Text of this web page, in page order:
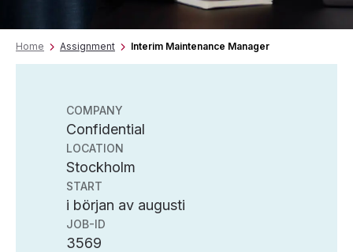
Home Assignment Interim Maintenance Manager
COMPANY
Confidential
LOCATION
Stockholm
START
i början av augusti
JOB-ID
3569